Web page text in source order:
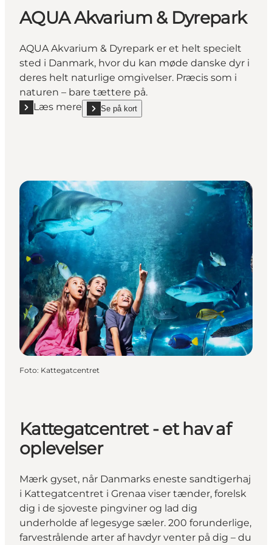
AQUA Akvarium & Dyrepark
AQUA Akvarium & Dyrepark er et helt specielt
sted i Danmark, hvor du kan møde danske dyr i
deres helt naturlige omgivelser. Præcis som i
naturen – bare tættere på.
Læs mere
Læs mere "AQUA Akvarium & Dyrepark"
Se på kort
show AQUA Akvarium & Dyrepark on_map
Foto: Kattegatcentret
Kattegatcentret - et hav af
oplevelser
Mærk gyset, når Danmarks eneste sandtigerhaj
i Kattegatcentret i Grenaa viser tænder, forelsk
dig i de sjoveste pingviner og lad dig
underholde af legesyge sæler. 200 forunderlige,
farvestrålende arter af havdyr venter på dig – du